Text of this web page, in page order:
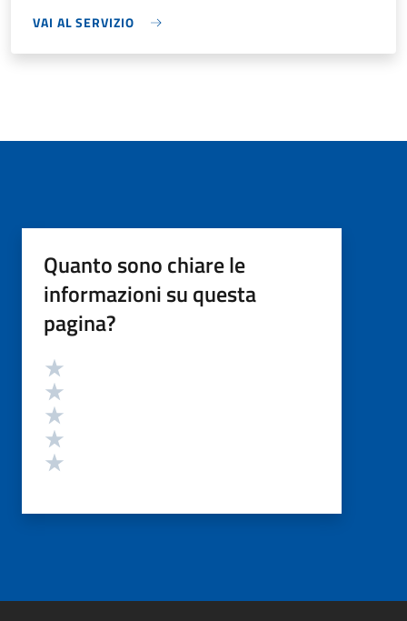
VAI AL SERVIZIO
Quanto sono chiare le
informazioni su questa
pagina?
Valutazione